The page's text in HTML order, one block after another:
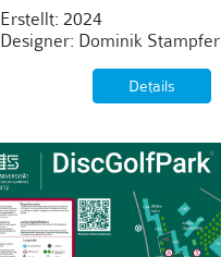
Erstellt: 2024
Designer: Dominik Stampfer
Details